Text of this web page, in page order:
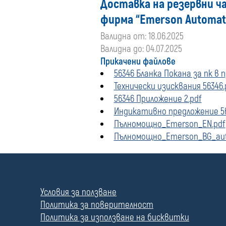
Доставка на резервни
фирма “Emerson
Валидна от: 18.06.2025
Валидна до: 04.07.2025
Прикачени файлове
56346 Бланка Покана за пк в
Технически изисквания
56346 Приложение 2.pdf
Индикативно предложение
Пълномощно_Emerson_EN.pdf
л
е
Условия за ползване
Политика за поверителност
Политика за използване на бисквитки